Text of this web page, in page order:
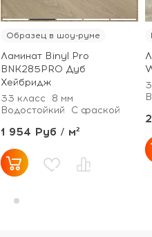
Образец в шоу-руме
Ламинат Binyl Pro
BNK285PRO Дуб
Хейбридж
33 класс
8 мм
Водостойкий
С фаской
1 954 Руб / м²